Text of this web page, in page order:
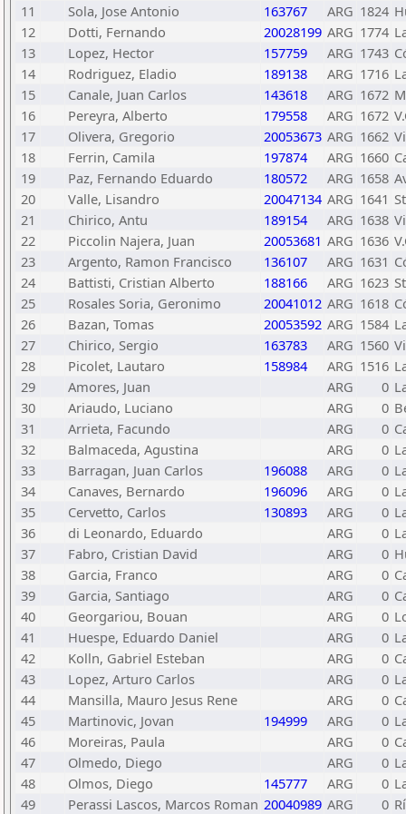
11
Sola, Jose Antonio 163767 ARG 1824
12
Dotti, Fernando 20028199 ARG 1774
13
Lopez, Hector 157759 ARG 1743
14
Rodriguez, Eladio 189138 ARG 1716
15
Canale, Juan Carlos 143618 ARG 1672
16
Pereyra, Alberto 179558 ARG 1672
17
Olivera, Gregorio 20053673 ARG 1662
18
Ferrin, Camila 197874 ARG 1660
19
Paz, Fernando Eduardo 180572 ARG 1658
20
Valle, Lisandro 20047134 ARG 1641
21
Chirico, Antu 189154 ARG 1638
22
Piccolin Najera, Juan 20053681 ARG 1636
23
Argento, Ramon Francisco 136107 ARG 1631
24
Battisti, Cristian Alberto 188166 ARG 1623
25
Rosales Soria, Geronimo 20041012 ARG 1618
26
Bazan, Tomas 20053592 ARG 1584
27
Chirico, Sergio 163783 ARG 1560
28
Picolet, Lautaro 158984 ARG 1516
29
Amores, Juan ARG 0
30
Ariaudo, Luciano ARG 0
31
Arrieta, Facundo ARG 0
32
Balmaceda, Agustina ARG 0
33
Barragan, Juan Carlos 196088 ARG 0
34
Canaves, Bernardo 196096 ARG 0
35
Cervetto, Carlos 130893 ARG 0
36
di Leonardo, Eduardo ARG 0
37
Fabro, Cristian David ARG 0
38
Garcia, Franco ARG 0
39
Garcia, Santiago ARG 0
40
Georgariou, Bouan ARG 0
41
Huespe, Eduardo Daniel ARG 0
42
Kolln, Gabriel Esteban ARG 0
43
Lopez, Arturo Carlos ARG 0
44
Mansilla, Mauro Jesus Rene ARG 0
45
Martinovic, Jovan 194999 ARG 0
46
Moreiras, Paula ARG 0
47
Olmedo, Diego ARG 0
48
Olmos, Diego 145777 ARG 0
49
Perassi Lascos, Marcos Roman 20040989 ARG 0